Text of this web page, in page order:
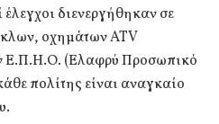
έλεγχοι διενεργήθηκαν σε
οχημάτων ATV
Ε.Π.Η.Ο. (Ελαφρύ Προσωπικό
πολίτης είναι αναγκαίο